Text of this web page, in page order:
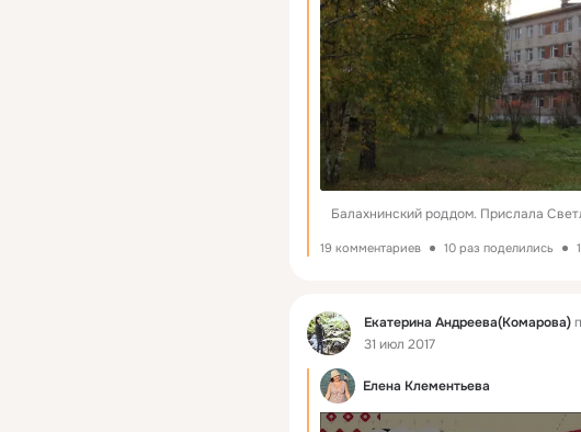
Балахнинский роддом. Прислала
19 комментариев 10 раз поделились
Фид Екатерина Андреева(Комарова)
31 июл 2017
Елена Клементьева